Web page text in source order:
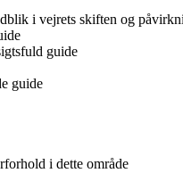
i vejrets skiften og
guide
guide
i dette område